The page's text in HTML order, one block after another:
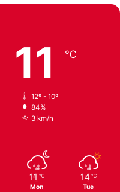
11 ℃
12º - 10º
84%
3 km/h
11 ℃
Mon
14 ℃
Tue